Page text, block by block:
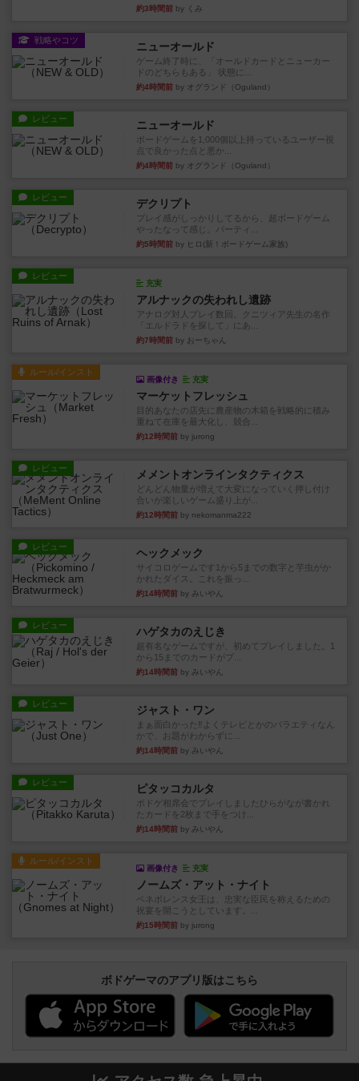
約3時間前 by くみ
戦略やコツ ニューオールド
ゲーム終了時に、「オールドカードとニューカー
ドのどちらもある」 状態に...
約4時間前 by オグランド（Oguland）
レビュー ニューオールド
ボードゲームを1,000個以上持っているユーザー視
点で良かった点と悪か...
約4時間前 by オグランド（Oguland）
レビュー デクリプト
プレイ感がしっかりしてるから、超ボードゲーム
やったなって感じ。パーティ...
約5時間前 by ヒロ(新！ボードゲーム家族)
レビュー
充実
アルナックの失われし遺跡
アナログ対人プレイ数回。クニツィア先生の名作
「エルドラドを探して」にあ...
約7時間前 by おーちゃん
ルール/インスト
画像付き 充実
マーケットフレッシュ
目的あなたの店先に農産物の木箱を戦略的に積み
重ねて在庫を最大化し、競合...
約12時間前 by jurong
レビュー メメントオンラインタクティクス
どんどん物量が増えて大変になっていく押し付け
合いが楽しいゲーム盛り上が...
約12時間前 by nekomanma222
レビュー ヘックメック
サイコロゲームです1から5までの数字と芋虫がか
かれたダイス。これを振っ...
約14時間前 by みいやん
レビュー ハゲタカのえじき
超有名なゲームですが、初めてプレイしました。1
から15までのカードがプ...
約14時間前 by みいやん
レビュー ジャスト・ワン
まぁ面白かった‼️よくテレビとかのバラエティなん
かで、お題がわからずに...
約14時間前 by みいやん
レビュー ピタッコカルタ
ボドゲ相席会でプレイしましたひらがなが書かれ
たカードを2枚まで手をつけ...
約14時間前 by みいやん
ルール/インスト
画像付き 充実
ノームズ・アット・ナイト
ベネボレンス女王は、忠実な臣民を称えるための
祝宴を開こうとしています。...
約15時間前 by jurong
ボドゲーマのアプリ版はこちら